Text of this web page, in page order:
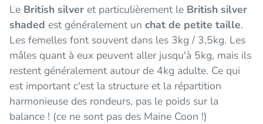
Le British silver et particulièrement le British silver
shaded est généralement un chat de petite taille.
Les femelles font souvent dans les 3kg / 3,5kg. Les
mâles quant à eux peuvent aller jusqu'à 5kg, mais ils
restent généralement autour de 4kg adulte. Ce qui
est important c'est la structure et la répartition
harmonieuse des rondeurs, pas le poids sur la
balance ! (ce ne sont pas des Maine Coon !)